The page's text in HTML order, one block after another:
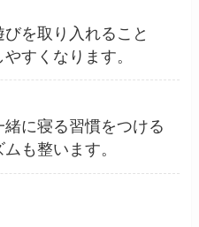
を取り入れること
すくなります。
に寝る習慣をつける
も整います。